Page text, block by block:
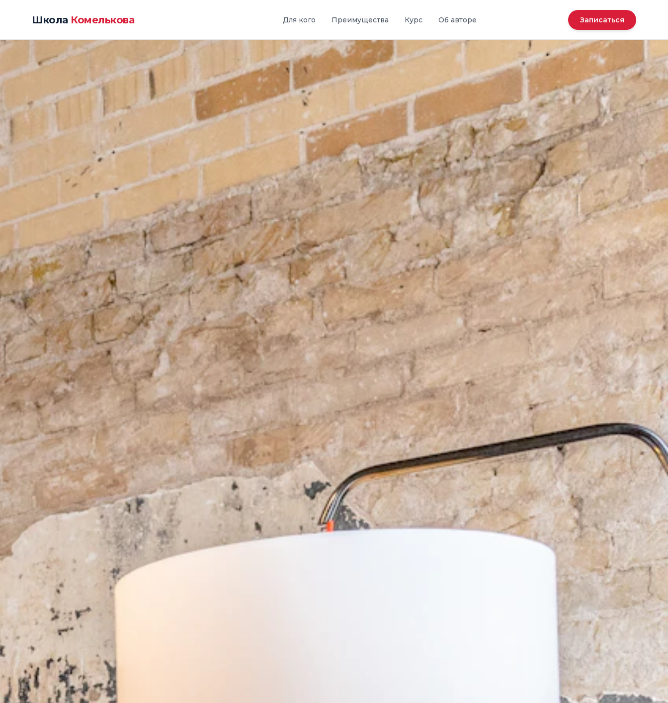
Школа Комелькова Для кого Преимущества Курс Об авторе Записаться